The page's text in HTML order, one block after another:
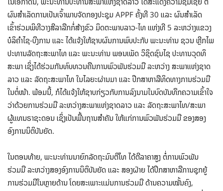
ຜົນສໍາເລັດການເປັນເຈົ້າພາບຈັດກອງປະຊຸມ APPF ຄັ້ງທີ 30 ແລະ ຜົນສໍາເລັດ
ເຂົ້າຮ່ວມພິທີວາງສີລາລືກກໍ່ສ້າງຂົວ ມິດຕະພາບລາວ-ໄທ ແຫ່ງທີ 5 ລະຫວ່າງແຂວງ
ບໍລິຄໍາໄຊ-ບຶງການ ແລະ ໄດ້ແຈ້ງໃຫ້ຊາບຜົນການພົບປະກັບ ພະນະທ່ານ ຊວນ ຫຼີກໄພ
ປະທານລັດຖະສະພາໄທ ແລະ ພະນະທ່ານ ພອນເພັດ ວິຊິດຊົນໄຊ ປະທານວຸດທິ
ສະພາ ເຊິ່ງໄດ້ຮ່ວມກັນທົບທວນຄືນການພົວພັນຮ່ວມມື ລະຫວ່າງ ສະພາແຫ່ງຊາດ
ລາວ ແລະ ລັດຖະສະພາໄທ ໃນໄລຍະຜ່ານມາ ແລະ ປຶກສາຫາລືທິດທາງການຮ່ວມມື
ໃນຕໍ່ໜ້າ. ພ້ອມນີ້, ກໍໄດ້ແຈ້ງໃຫ້ຊາບກ່ຽວກັບການລົງນາມໃນບົດບັນທຶກຄວາມເຂົ້າໃຈ
ວ່າດ້ວຍການຮ່ວມມື ລະຫວ່າງສະພາແຫ່ງຊາດລາວ ແລະ ລັດຖະສະພາໄທ/ສະພາ
ຜູ້ແທນຣາຊະດອນ ເຊິ່ງເປັນພື້ນຖານສໍາຄັນ ໃຫ້ແກ່ການພົວພັນຮ່ວມມື ຂອງສອງ
ອົງການນິຕິບັນຍັດ.
ໃນຕອນທ້າຍ, ພະນະທ່ານນາຍົກລັດຖະມົນຕີໄທ ໄດ້ຕີລາຄາສູງ ຕໍ່ການພົວພັນ
ຮ່ວມມື ລະຫວ່າງສອງອົງການນິຕິບັນຍັດ ແລະ ສອງຝ່າຍ ໄດ້ປຶກສາຫາລືການຊຸກຍູ້
ການຮ່ວມມືໃນຫຼາຍດ້ານ ໂດຍສະເພາະແມ່ນການຮ່ວມມື ດ້ານຄວາມໝັ້ນຄົງ,